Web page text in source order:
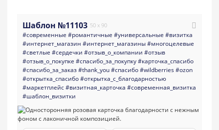
Шаблон №11103 50 x 90
#современные #романтичные #универсальные #визитка
#интернет_магазин #интернет_магазины#многоцелевые
#светлые #сердечки #отзыв_о_компании #отзыв
#отзыв_о_покупке #спасибо_за_покупку#карточка_спасибо
#спасибо_за_заказ#thank_you#спасибо#wildberries#ozon
#открытка_спасибо#открытка_с_благодарностью
#маркетплейс#визитная_карточка #современная_визитка
#шаблон_визитки